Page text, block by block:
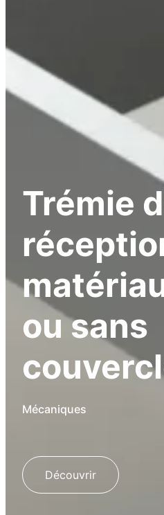
Trémie
ou sans
Mécaniques
Découvrir